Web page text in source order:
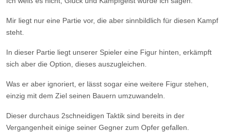
Mir liegt nur eine Partie vor, die aber sinnbildlich für diesen Kampf
steht.
In dieser Partie liegt unserer Spieler eine Figur hinten, erkämpft
sich aber die Option, dieses auszugleichen.
Was er aber ignoriert, er lässt sogar eine weitere Figur stehen,
einzig mit dem Ziel seinen Bauern umzuwandeln.
Dieser durchaus 2schneidigen Taktik sind bereits in der
Vergangenheit einige seiner Gegner zum Opfer gefallen.